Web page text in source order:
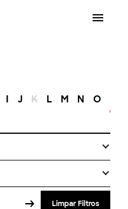
I J K L M N O
Limpar Filtros